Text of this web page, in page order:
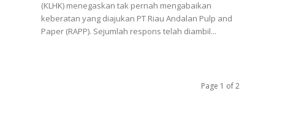
(KLHK) menegaskan tak pernah mengabaikan
keberatan yang diajukan PT Riau Andalan Pulp and
Paper (RAPP). Sejumlah respons telah diambil...
Page 1 of 2